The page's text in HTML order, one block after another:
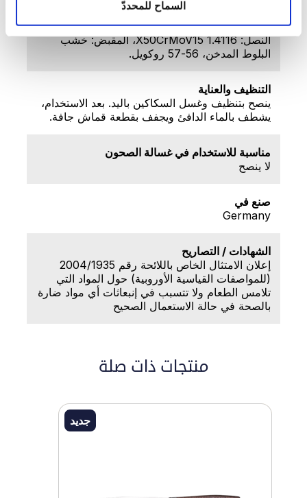
السماح للمحددّ
مادة
النصل: 1.4116 X50CrMoV15، المقبض: خشب
البلوط المدخن، 56-57 روكويل.
التنظيف والعناية
ينصح بتنظيف وغسل السكاكين باليد. بعد الاستخدام،
يشطف بالماء الدافئ ويجفف بقطعة قماش جافة.
مناسبة للاستخدام في غسالة الصحون
لا ينصح
صنع في
Germany
الشهادات / التصاريح
إعلان الامتثال الخاص باللائحة رقم 2004/1935
(للمواصفات القياسية الأوروبية) حول المواد التي
تلامس الطعام ولا تتسبب في إنبعاثات أي مواد ضارة
بالصحة في حالة الاستعمال الصحيح
منتجات ذات صلة
جديد